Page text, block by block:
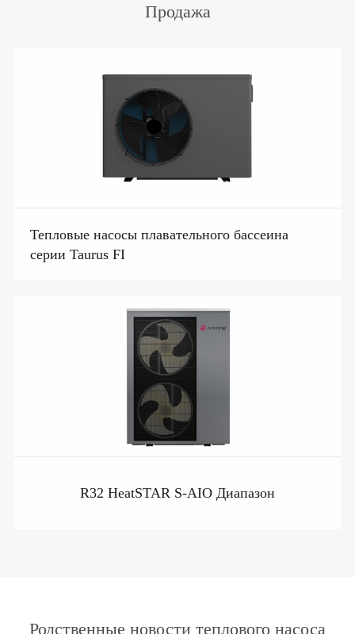
Продажа
Тепловые насосы плавательного бассеина
серии Taurus FI
R32 HeatSTAR S-AIO Диапазон
Родственные новости теплового насоса